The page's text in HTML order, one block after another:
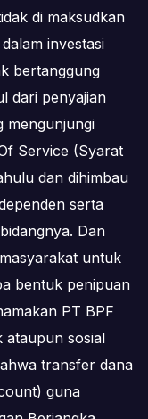
di maksudkan
investasi
bertanggung
dari penyajian
mengunjungi
Service (Syarat
dan dihimbau
serta
Dan
untuk
bentuk penipuan
PT BPF
ataupun sosial
transfer dana
guna